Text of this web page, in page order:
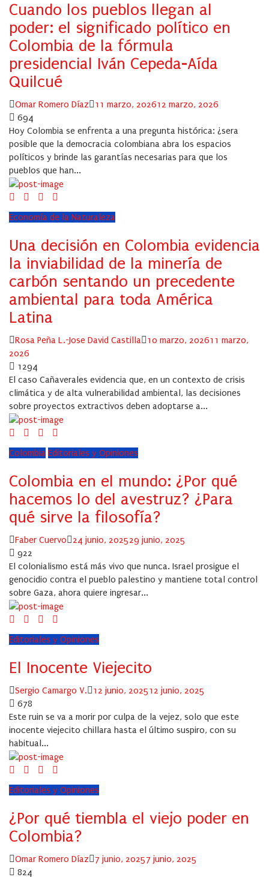
Cuando los pueblos llegan al
poder: el significado político en
Colombia de la fórmula
presidencial Iván Cepeda-Aída
Quilcué
Author
Omar Romero Díaz
Posted
11 marzo, 202612 marzo, 2026
694
Hoy Colombia se enfrenta a una pregunta histórica: ¿sera
posible que la democracia colombiana abra los espacios
políticos y brinde las garantías necesarias para que los
pueblos que han...
Economía de la Naturaleza
Una decisión en Colombia evidencia
la inviabilidad de la minería de
carbón sentando un precedente
ambiental para toda América
Latina
Author
Rosa Peña L.-Jose David Castilla
Posted
10 marzo, 202611 marzo,
2026
1294
El caso Cañaverales evidencia que, en un contexto de crisis
climática y de alta vulnerabilidad ambiental, las decisiones
sobre proyectos extractivos deben adoptarse a...
Colombia Editoriales y Opiniones
Colombia en el mundo: ¿Por qué
hacemos lo del avestruz? ¿Para
qué sirve la filosofía?
Author
Faber Cuervo
Posted
24 junio, 202529 junio, 2025
922
El colonialismo está más vivo que nunca. Israel prosigue el
genocidio contra el pueblo palestino y mantiene total control
sobre Gaza, ahora quiere ingresar...
Editoriales y Opiniones
El Inocente Viejecito
Author
Sergio Camargo V.
Posted
12 junio, 202512 junio, 2025
678
Este ruin se va a morir por culpa de la vejez, solo que este
inocente viejecito chillara hasta el último suspiro, con su
habitual...
Editoriales y Opiniones
¿Por qué tiembla el viejo poder en
Colombia?
Author
Omar Romero Díaz
Posted
7 junio, 20257 junio, 2025
824